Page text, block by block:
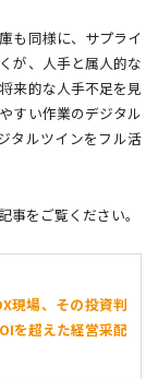
も同様に、サプライ
が、人手と属人的な
来的な人手不足を見
すい作業のデジタル
タルツインをフル活
をご覧ください。
現場、その投資判
を超えた経営采配